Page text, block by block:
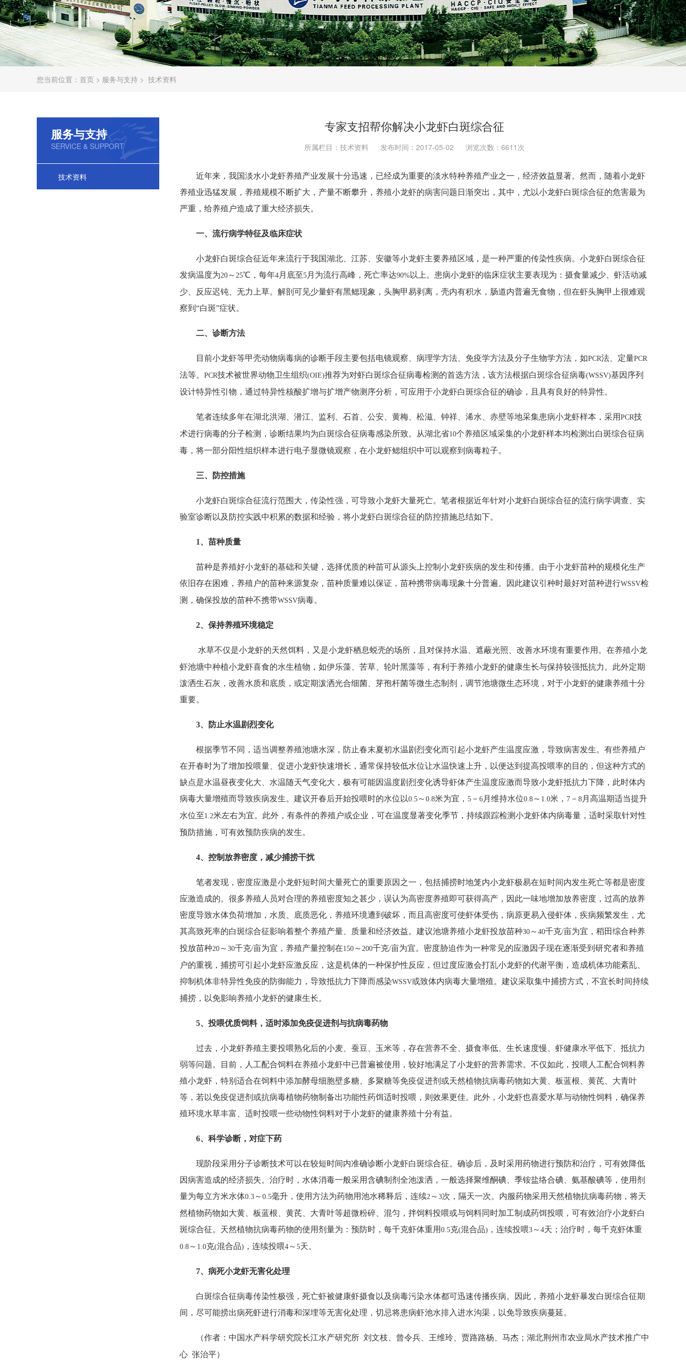
您当前位置： 首页 > 服务与支持 > 技术资料
服务与支持
SERVICE & SUPPORT
技术资料
专家支招帮你解决小龙虾白斑综合征
所属栏目：技术资料 发布时间：2017-05-02 浏览次数：6611次
近年来，我国淡水小龙虾养殖产业发展十分迅速，已经成为重要的淡水特种养殖产业之一，经济效益显著。然而，随着小龙虾
养殖业迅猛发展，养殖规模不断扩大，产量不断攀升，养殖小龙虾的病害问题日渐突出，其中，尤以小龙虾白斑综合征的危害最为
严重，给养殖户造成了重大经济损失。
一、流行病学特征及临床症状
小龙虾白斑综合征近年来流行于我国湖北、江苏、安徽等小龙虾主要养殖区域，是一种严重的传染性疾病。小龙虾白斑综合征
发病温度为20 ～ 25℃，每年4 月底至5 月为流行高峰，死亡率达90% 以上。患病小龙虾的临床症状主要表现为：摄食量减少、虾活动减
少、反应迟钝、无力上草。解剖可见少量虾有黑鳃现象，头胸甲易剥离，壳内有积水，肠道内普遍无食物，但在虾头胸甲上很难观
察到“白斑”症状。
二、诊断方法
目前小龙虾等甲壳动物病毒病的诊断手段主要包括电镜观察、病理学方法、免疫学方法及分子生物学方法，如PCR法、定量PCR
法等。 PCR技术被世界动物卫生组织(OIE)推荐为对虾白斑综合征病毒检测的首选方法，该方法根据白斑综合征病毒(WSSV)基因序列
设计特异性引物，通过特异性核酸扩增与扩增产物测序分析，可应用于小龙虾白斑综合征的确诊，且具有良好的特异性。
笔者连续多年在湖北洪湖、潜江、监利、石首、公安、黄梅、松滋、钟祥、浠水、赤壁等地采集患病小龙虾样本，采用 PCR技
术进行病毒的分子检测，诊断结果均为白斑综合征病毒感染所致。从湖北省10个养殖区域采集的小龙虾样本均检测出白斑综合征病
毒，将一部分阳性组织样本进行电子显微镜观察，在小龙虾鳃组织中可以观察到病毒粒子。
三、防控措施
小龙虾白斑综合征流行范围大，传染性强，可导致小龙虾大量死亡。笔者根据近年针对小龙虾白斑综合征的流行病学调查、实
验室诊断以及防控实践中积累的数据和经验，将小龙虾白斑综合征的防控措施总结如下。
1、苗种质量
苗种是养殖好小龙虾的基础和关键，选择优质的种苗可从源头上控制小龙虾疾病的发生和传播。由于小龙虾苗种的规模化生产
依旧存在困难，养殖户的苗种来源复杂，苗种质量难以保证，苗种携带病毒现象十分普遍。因此建议引种时最好对苗种进行WSSV检
测，确保投放的苗种不携带WSSV病毒。
2、保持养殖环境稳定
水草不仅是小龙虾的天然饵料，又是小龙虾栖息蜕壳的场所，且对保持水温、遮蔽光照、改善水环境有重要作用。在养殖小龙
虾池塘中种植小龙虾喜食的水生植物，如伊乐藻、苦草、轮叶黑藻等，有利于养殖小龙虾的健康生长与保持较强抵抗力。此外定期
泼洒生石灰，改善水质和底质，或定期泼洒光合细菌、芽孢杆菌等微生态制剂，调节池塘微生态环境，对于小龙虾的健康养殖十分
重要。
3、防止水温剧烈变化
根据季节不同，适当调整养殖池塘水深，防止春末夏初水温剧烈变化而引起小龙虾产生温度应激，导致病害发生。有些养殖户
在开春时为了增加投喂量、促进小龙虾快速增长，通常保持较低水位让水温快速上升，以便达到提高投喂率的目的，但这种方式的
缺点是水温昼夜变化大、水温随天气变化大，极有可能因温度剧烈变化诱导虾体产生温度应激而导致小龙虾抵抗力下降，此时体内
病毒大量增殖而导致疾病发生。建议开春后开始投喂时的水位以0.5 ～ 0.8米为宜， 5 － 6 月维持水位0.8 ～ 1.0米， 7 － 8 月高温期适当提升
水位至1.2米左右为宜。此外，有条件的养殖户或企业，可在温度显著变化季节，持续跟踪检测小龙虾体内病毒量，适时采取针对性
预防措施，可有效预防疾病的发生。
4、控制放养密度，减少捕捞干扰
笔者发现，密度应激是小龙虾短时间大量死亡的重要原因之一，包括捕捞时地笼内小龙虾极易在短时间内发生死亡等都是密度
应激造成的。很多养殖人员对合理的养殖密度知之甚少，误认为高密度养殖即可获得高产，因此一味地增加放养密度，过高的放养
密度导致水体负荷增加，水质、底质恶化，养殖环境遭到破坏，而且高密度可使虾体受伤，病原更易入侵虾体，疾病频繁发生，尤
其高致死率的白斑综合征影响着整个养殖产量、质量和经济效益。建议池塘养殖小龙虾投放苗种30 ～ 40千克/亩为宜，稻田综合种养
投放苗种20 ～ 30千克/亩为宜，养殖产量控制在150 ～ 200千克/亩为宜。密度胁迫作为一种常见的应激因子现在逐渐受到研究者和养殖
户的重视，捕捞可引起小龙虾应激反应，这是机体的一种保护性反应，但过度应激会打乱小龙虾的代谢平衡，造成机体功能紊乱、
抑制机体非特异性免疫的防御能力，导致抵抗力下降而感染WSSV或致体内病毒大量增殖。建议采取集中捕捞方式，不宜长时间持续
捕捞，以免影响养殖小龙虾的健康生长。
5、投喂优质饲料，适时添加免疫促进剂与抗病毒药物
过去，小龙虾养殖主要投喂熟化后的小麦、蚕豆、玉米等，存在营养不全、摄食率低、生长速度慢、虾健康水平低下、抵抗力
弱等问题。目前，人工配合饲料在养殖小龙虾中已普遍被使用，较好地满足了小龙虾的营养需求。不仅如此，投喂人工配合饲料养
殖小龙虾，特别适合在饲料中添加酵母细胞壁多糖、多聚糖等免疫促进剂或天然植物抗病毒药物如大黄、板蓝根、黄芪、大青叶
等，若以免疫促进剂或抗病毒植物药物制备出功能性药饵适时投喂，则效果更佳。此外，小龙虾也喜爱水草与动物性饲料，确保养
殖环境水草丰富、适时投喂一些动物性饲料对于小龙虾的健康养殖十分有益。
6、科学诊断，对症下药
现阶段采用分子诊断技术可以在较短时间内准确诊断小龙虾白斑综合征。确诊后，及时采用药物进行预防和治疗，可有效降低
因病害造成的经济损失。治疗时，水体消毒一般采用含碘制剂全池泼洒，一般选择聚维酮碘、季铵盐络合碘、氨基酸碘等，使用剂
量为每立方米水体0.3 ～ 0.5毫升，使用方法为药物用池水稀释后，连续2 ～ 3次，隔天一次。内服药物采用天然植物抗病毒药物，将天
然植物药物如大黄、板蓝根、黄芪、大青叶等超微粉碎、混匀，拌饲料投喂或与饲料同时加工制成药饵投喂，可有效治疗小龙虾白
斑综合征。天然植物抗病毒药物的使用剂量为：预防时，每千克虾体重用 0.5克(混合品) ，连续投喂3 ～ 4天；治疗时，每千克虾体重
0.8 ～ 1.0克(混合品) ，连续投喂4 ～ 5天。
7、病死小龙虾无害化处理
白斑综合征病毒传染性极强，死亡虾被健康虾摄食以及病毒污染水体都可迅速传播疾病。因此，养殖小龙虾暴发白斑综合征期
间，尽可能捞出病死虾进行消毒和深埋等无害化处理，切忌将患病虾池水排入进水沟渠，以免导致疾病蔓延。
（作者：中国水产科学研究院长江水产研究所 刘文枝、曾令兵、王维玲、贾路路杨、马杰；湖北荆州市农业局水产技术推广中
心 张治平）